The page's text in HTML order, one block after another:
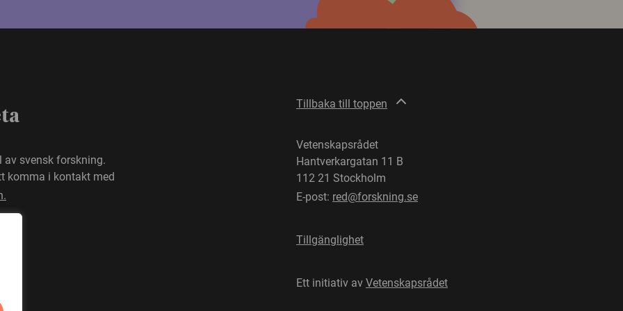
svensk forskning.
komma i kontakt med
Tillbaka till toppen
Vetenskapsrådet
Hantverkargatan 11 B
112 21 Stockholm
E-post: red@forskning.se
Tillgänglighet
Ett initiativ av Vetenskapsrådet